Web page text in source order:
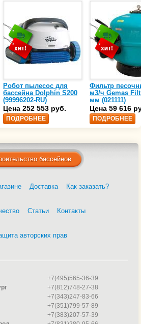
Робот пылесос для
бассейна Dolphin S200
(99996202-RU)
Цена 252 553 руб.
ПОДРОБНЕЕ
Фильтр
м3/ч Gemas
мм (021111)
Цена 59 616
ПОДРОБНЕЕ
бассейнов
Доставка Как заказать?
Статьи Контакты
авторских прав
+7(495)565-36-39
+7(812)748-27-38
+7(343)247-83-66
+7(351)799-57-89
+7(383)207-57-39